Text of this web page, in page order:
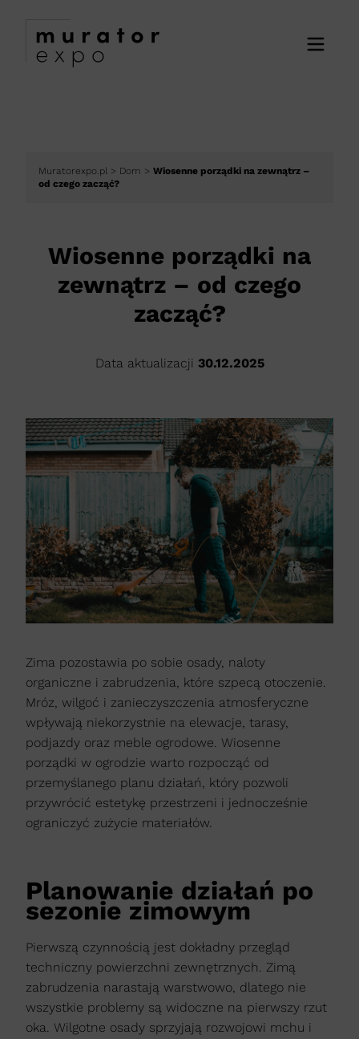
Muratorexpo.pl > Dom > Wiosenne porządki na zewnątrz –
od czego zacząć?
Wiosenne porządki na
zewnątrz – od czego
zacząć?
Data aktualizacji 30.12.2025
Zima pozostawia po sobie osady, naloty
organiczne i zabrudzenia, które szpecą otoczenie.
Mróz, wilgoć i zanieczyszczenia atmosferyczne
wpływają niekorzystnie na elewacje, tarasy,
podjazdy oraz meble ogrodowe. Wiosenne
porządki w ogrodzie warto rozpocząć od
przemyślanego planu działań, który pozwoli
przywrócić estetykę przestrzeni i jednocześnie
ograniczyć zużycie materiałów.
Planowanie działań po
sezonie zimowym
Pierwszą czynnością jest dokładny przegląd
techniczny powierzchni zewnętrznych. Zimą
zabrudzenia narastają warstwowo, dlatego nie
wszystkie problemy są widoczne na pierwszy rzut
oka. Wilgotne osady sprzyjają rozwojowi mchu i